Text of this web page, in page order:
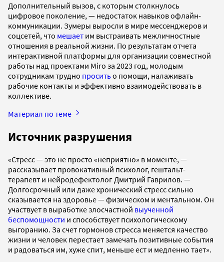
Дополнительный вызов, с которым столкнулось
цифровое поколение, — недостаток навыков офлайн-
коммуникации. Зумеры выросли в мире мессенджеров и
соцсетей, что мешает им выстраивать межличностные
отношения в реальной жизни. По результатам отчета
интерактивной платформы для организации совместной
работы над проектами Miro за 2023 год, молодым
сотрудникам трудно проситьо помощи, налаживать
рабочие контакты и эффективно взаимодействовать в
коллективе.
Материал по теме
Источник разрушения
«Стресс — это не просто «неприятно» в моменте, —
рассказывает провокативный психолог, гештальт-
терапевт и нейродефектолог Дмитрий Гаврилов. —
Долгосрочный или даже хронический стресс сильно
сказывается на здоровье — физическом и ментальном. Он
участвует в выработке злосчастной выученной
беспомощности и способствует психологическому
выгоранию. За счет гормонов стресса меняется качество
жизни и человек перестает замечать позитивные события
и радоваться им, хуже спит, меньше ест и медленно тает».